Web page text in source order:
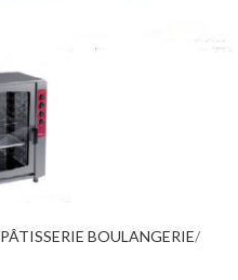
PÂTISSERIE BOULANGERIE